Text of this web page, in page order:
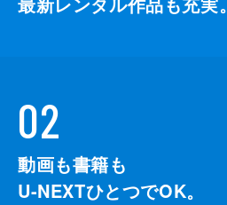
02
動画も書籍も
U-NEXTひとつでOK。